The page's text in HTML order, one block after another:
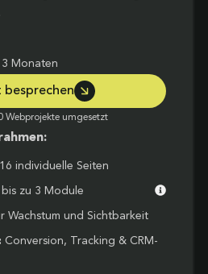
3 Monaten
besprechen
Webprojekte umgesetzt
individuelle Seiten
bis zu 3 Module
Wachstum und Sichtbarkeit
Conversion, Tracking & CRM-